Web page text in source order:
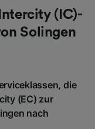
(IC)-
Solingen
die
(EC) zur
nach